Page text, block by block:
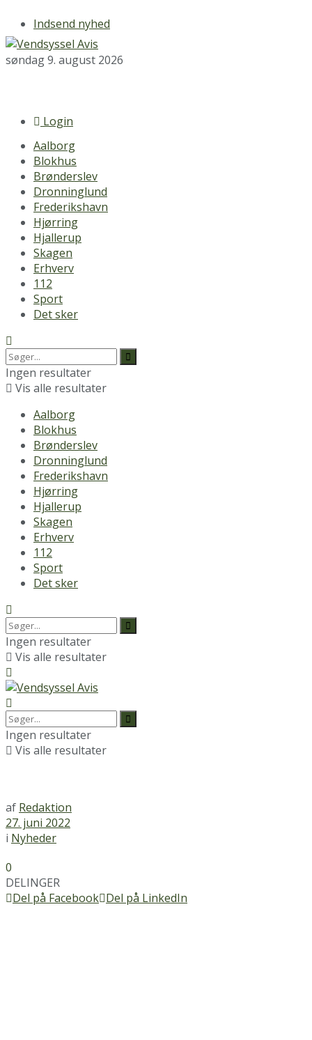
Indsend nyhed
søndag 9. august 2026
Login
Aalborg
Blokhus
Brønderslev
Dronninglund
Frederikshavn
Hjørring
Hjallerup
Skagen
Erhverv
112
Sport
Det sker
Ingen resultater
Vis alle resultater
Aalborg
Blokhus
Brønderslev
Dronninglund
Frederikshavn
Hjørring
Hjallerup
Skagen
Erhverv
112
Sport
Det sker
Ingen resultater
Vis alle resultater
Ingen resultater
Vis alle resultater
af Redaktion
27. juni 2022
i Nyheder
0
DELINGER
Del på Facebook Del på LinkedIn